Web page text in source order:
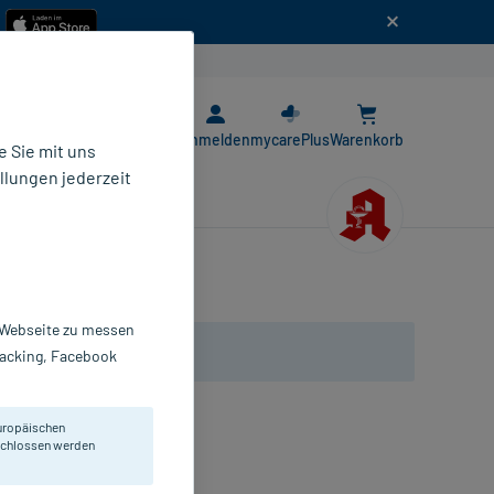
AnmeldenmycarePlusWarenkorb
Sie mit uns
jederzeit
zu messen
Facebook
werden